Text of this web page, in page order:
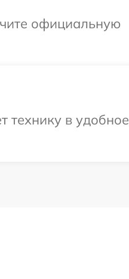
официальную
технику в удобное